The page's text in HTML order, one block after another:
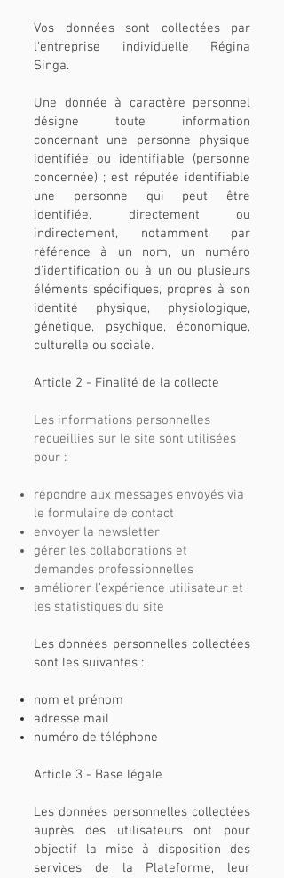
Vos données sont collectées par
l'entreprise individuelle Régina
Singa.
Une donnée à caractère personnel
désigne toute information
concernant une personne physique
identifiée ou identifiable (personne
concernée) ; est réputée identifiable
une personne qui peut être
identifiée, directement ou
indirectement, notamment par
référence à un nom, un numéro
d'identification ou à un ou plusieurs
éléments spécifiques, propres à son
identité physique, physiologique,
génétique, psychique, économique,
culturelle ou sociale.
Article 2 - Finalité de la collecte
Les informations personnelles
recueillies sur le site sont utilisées
pour :
répondre aux messages envoyés via
le formulaire de contact
envoyer la newsletter
gérer les collaborations et
demandes professionnelles
améliorer l’expérience utilisateur et
les statistiques du site
Les données personnelles collectées
sont les suivantes :
nom et prénom
adresse mail
numéro de téléphone
Article 3 - Base légale
Les données personnelles collectées
auprès des utilisateurs ont pour
objectif la mise à disposition des
services de la Plateforme, leur